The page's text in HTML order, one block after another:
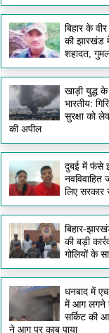
बिहार के
की झारखंड
शहादत,
खाड़ी युद्ध
भारतीय:
सुरक्षा को
की अपील
दुबई में फंसे
नवविवाहित
लिए
बिहार-
की बड़ी
गोलियों के
धनबाद में
में आग लगने
सर्किट की
ने आग पर काबू पाया